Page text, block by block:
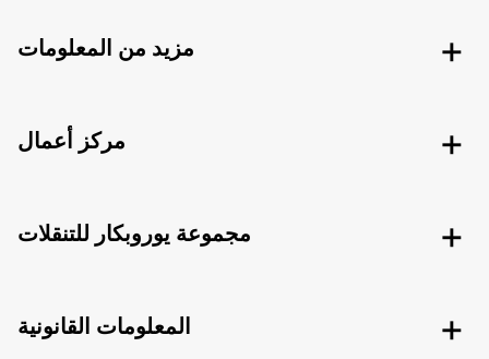
مزيد من المعلومات
مركز أعمال
مجموعة يوروبكار للتنقلات
المعلومات القانونية